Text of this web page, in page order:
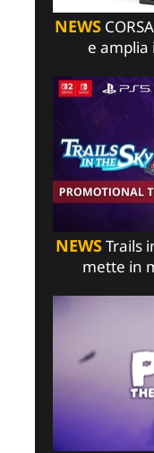
NEWS
e amplia
NEWSTrails
mette in